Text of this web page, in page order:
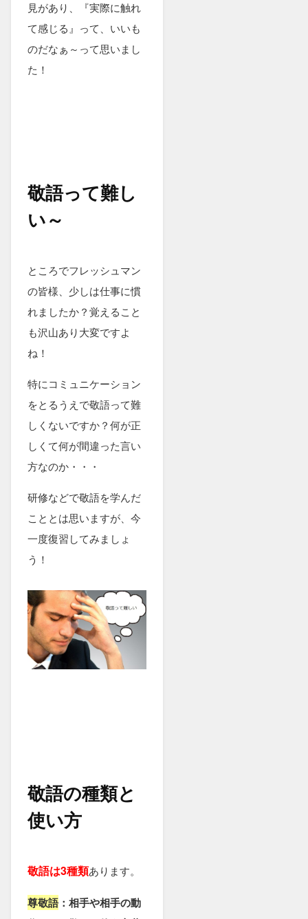
見があり、『実際に触れ
て感じる』って、いいも
のだなぁ～って思いまし
た！
敬語って難し
い～
ところでフレッシュマン
の皆様、少しは仕事に慣
れましたか？覚えること
も沢山あり大変ですよ
ね！
特にコミュニケーション
をとるうえで敬語って難
しくないですか？何が正
しくて何が間違った言い
方なのか・・・
研修などで敬語を学んだ
こととは思いますが、今
一度復習してみましょ
う！
敬語の種類と
使い方
敬語は3種類あります。
尊敬語：相手や相手の動